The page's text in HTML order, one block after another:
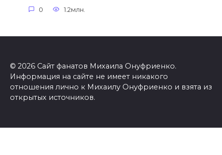
0 1.2млн.
© 2026 Сайт фанатов Михаила Онуфриенко.
Информация на сайте не имеет никакого
отношения лично к Михаилу Онуфриенко и взята из
открытых источников.